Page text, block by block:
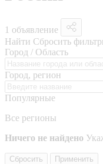
1 объявление
Найти Сбросить
Город / Область
Город, регион
Популярные
Все регионы
Ничего не найдено
Сбросить Применить